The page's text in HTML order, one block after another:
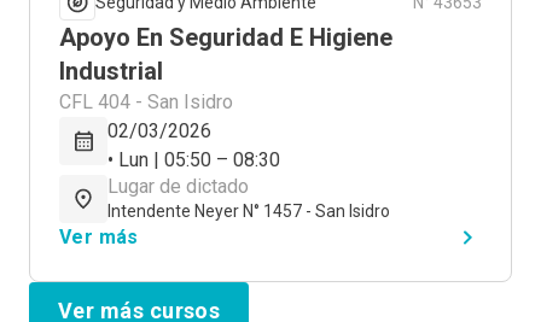
Apoyo En Seguridad E Higiene
Industrial
CFL 404 - San Isidro
02/03/2026
• Lun | 05:50 – 08:30
Lugar de dictado
Intendente Neyer N° 1457 - San Isidro
Ver más
Ver más cursos